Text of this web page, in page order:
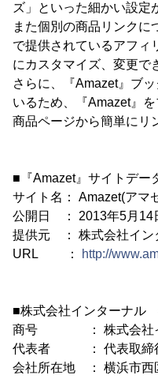
ズ」といった細かい設定
また個別の商品リンクに
で提供されているアフィ
にカスタマイズ、変更で
さらに、『Amazet』ブ
いるため、『Amazet』
商品ページから簡単にリ
■『Amazet』サイトデー
サイト名： Amazet(アマ
公開日 ： 2013年5月14
提供元 ： 株式会社イン
URL ：
http://
■株式会社インターナル
商号 ： 株式会社イ
代表者 ： 代表取締
会社所在地 ： 横浜市西